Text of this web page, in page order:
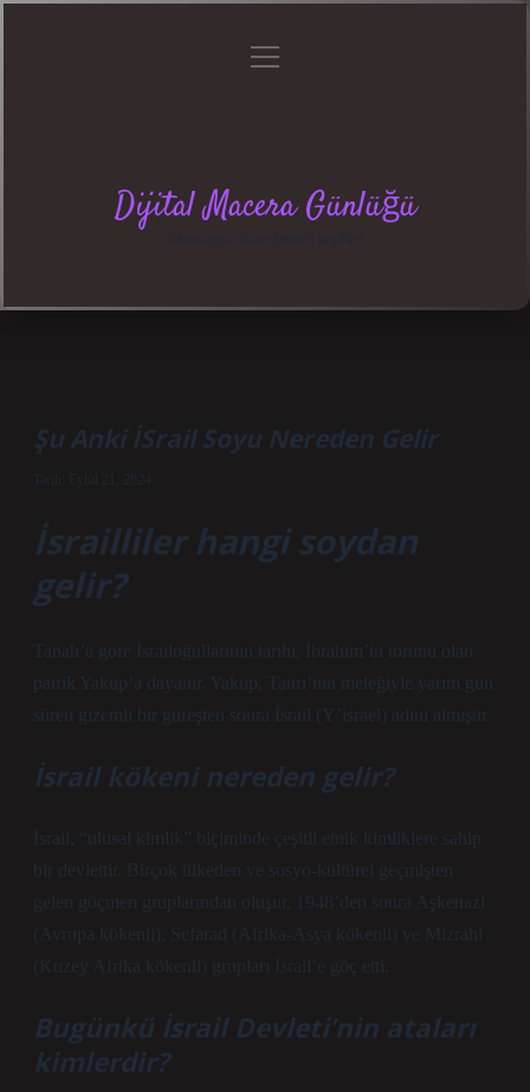
menüyü
Dijital Macera Günlüğü
Şu Anki İSrail Soyu Nereden Gelir
Tarih: Eylül 21, 2024
İsrailliler hangi soydan
gelir?
Tanah’a göre İsrailoğullarının tarihi, İbrahim’in torunu olan
patrik Yakup’a dayanır. Yakup, Tanrı’nın meleğiyle yarım gün
süren gizemli bir güreşten sonra İsrail (Y’israel) adını almıştır.
İsrail kökeni nereden gelir?
İsrail, “ulusal kimlik” biçiminde çeşitli etnik kimliklere sahip
bir devlettir. Birçok ülkeden ve sosyo-kültürel geçmişten
gelen göçmen gruplarından oluşur. 1948’den sonra Aşkenazi
(Avrupa kökenli), Sefarad (Afrika-Asya kökenli) ve Mizrahi
(Kuzey Afrika kökenli) grupları İsrail’e göç etti.
Bugünkü İsrail Devleti’nin ataları
kimlerdir?